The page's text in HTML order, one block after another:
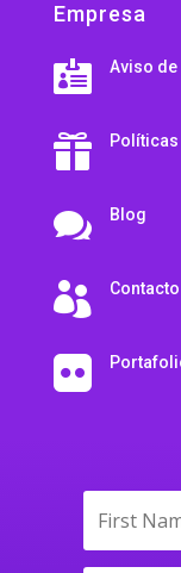
Empresa
 Aviso

 Blog
 Contacto
